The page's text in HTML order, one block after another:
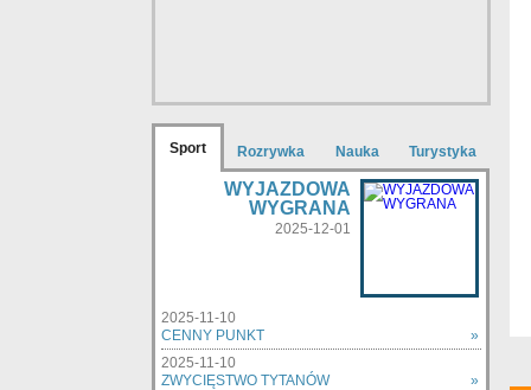
Sport Rozrywka Nauka Turystyka
WYJAZDOWA
WYGRANA
2025-12-01
2025-11-10
CENNY PUNKT
»
2025-11-10
ZWYCIĘSTWO TYTANÓW
»